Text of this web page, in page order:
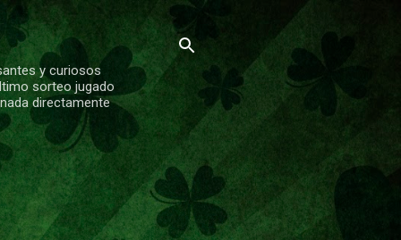
y curiosos
sorteo jugado
directamente